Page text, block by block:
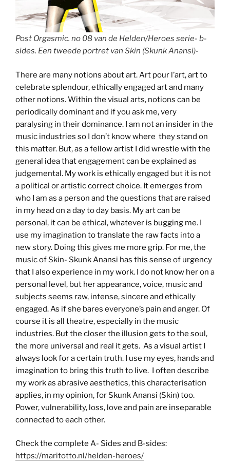
Post Orgasmic. no 08 van de Helden/Heroes serie- b-
sides. Een tweede portret van Skin (Skunk Anansi)-
There are many notions about art. Art pour l’art, art to
celebrate splendour, ethically engaged art and many
other notions. Within the visual arts, notions can be
periodically dominant and if you ask me, very
paralysing in their dominance. I am not an insider in the
music industries so I don’t know where they stand on
this matter. But, as a fellow artist I did wrestle with the
general idea that engagement can be explained as
judgemental. My work is ethically engaged but it is not
a political or artistic correct choice. It emerges from
who I am as a person and the questions that are raised
in my head on a day to day basis. My art can be
personal, it can be ethical, whatever is bugging me. I
use my imagination to translate the raw facts into a
new story. Doing this gives me more grip. For me, the
music of Skin- Skunk Anansi has this sense of urgency
that I also experience in my work. I do not know her on a
personal level, but her appearance, voice, music and
subjects seems raw, intense, sincere and ethically
engaged. As if she bares everyone’s pain and anger. Of
course it is all theatre, especially in the music
industries. But the closer the illusion gets to the soul,
the more universal and real it gets. As a visual artist I
always look for a certain truth. I use my eyes, hands and
imagination to bring this truth to live. I often describe
my work as abrasive aesthetics, this characterisation
applies, in my opinion, for Skunk Anansi (Skin) too.
Power, vulnerability, loss, love and pain are inseparable
connected to each other.
Check the complete A- Sides and B-sides:
https://maritotto.nl/helden-heroes/